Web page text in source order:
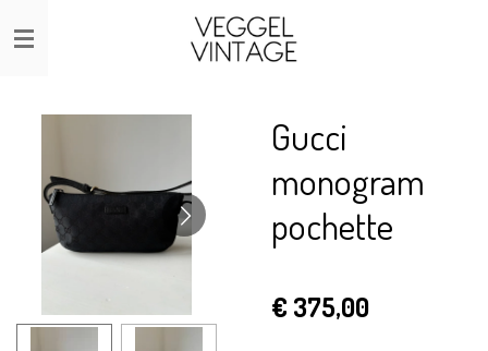
Ga
direct
Gucci
monogram
pochette
€ 375,00